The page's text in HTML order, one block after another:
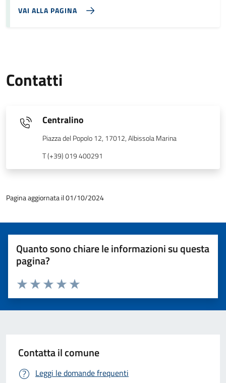
VAI ALLA PAGINA
Contatti
Centralino
Piazza del Popolo 12, 17012, Albissola Marina
T (+39) 019 400291
Pagina aggiornata il 01/10/2024
Quanto sono chiare le informazioni su questa
pagina?
Valuta 5 stelle su 5
Valuta 4 stelle su 5
Valuta 3 stelle su 5
Valuta 2 stelle su 5
Valuta 1 stelle su 5
Contatta il comune
Leggi le domande frequenti